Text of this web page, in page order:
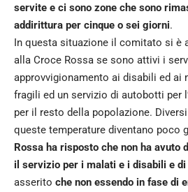
servite e ci sono zone che sono
addirittura per cinque o sei giorni.
In questa situazione il comitato si è
alla Croce Rossa se sono attivi i
approvvigionamento ai disabili ed ai
fragili ed un servizio di autobotti per
per il resto della popolazione.
queste temperature diventano poco
Rossa ha risposto che non ha avuto
il servizio per i malati e i disabili e
asserito che non essendo in fase di